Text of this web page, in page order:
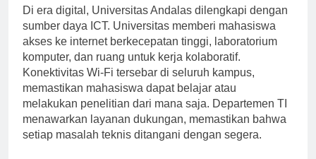
Di era digital, Universitas Andalas dilengkapi dengan
sumber daya ICT. Universitas memberi mahasiswa
akses ke internet berkecepatan tinggi, laboratorium
komputer, dan ruang untuk kerja kolaboratif.
Konektivitas Wi-Fi tersebar di seluruh kampus,
memastikan mahasiswa dapat belajar atau
melakukan penelitian dari mana saja. Departemen TI
menawarkan layanan dukungan, memastikan bahwa
setiap masalah teknis ditangani dengan segera.